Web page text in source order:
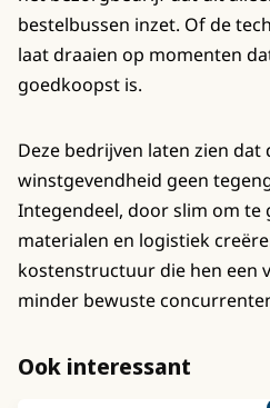
bestelbussen inzet. Of de
laat draaien op momenten
goedkoopst is.
Deze bedrijven laten zien dat
winstgevendheid geen
Integendeel, door slim om te
materialen en logistiek
kostenstructuur die hen een
minder bewuste
Ook interessant